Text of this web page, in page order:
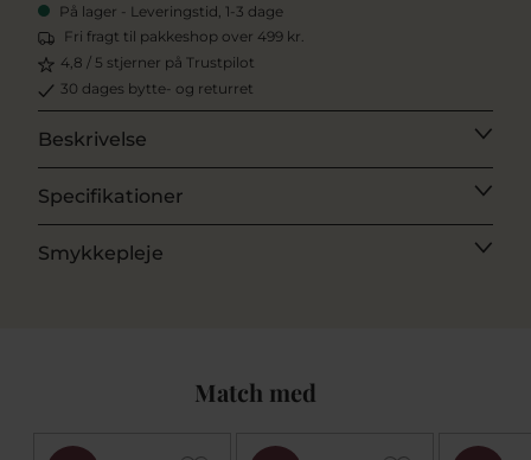
På lager - Leveringstid, 1-3 dage
Fri fragt til pakkeshop over 499 kr.
4,8 / 5 stjerner på Trustpilot
30 dages bytte- og returret
Beskrivelse
Specifikationer
Smykkepleje
Match med